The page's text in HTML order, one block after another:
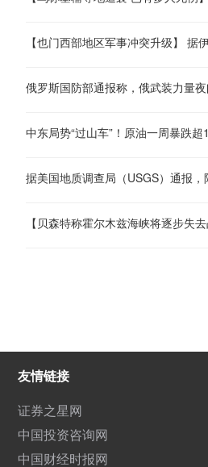
俄罗斯国防部通报称，俄武装力量
中东局势“过山车”！原油一周暴跌
友情链接
证券之星网
中国投资咨询网
中国财经时报网